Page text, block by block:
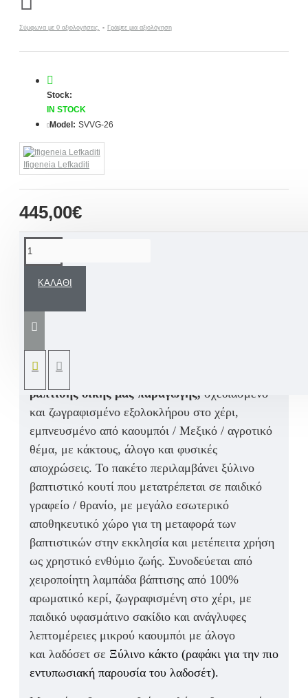
Σύμφωνα με 0 αξιολογήσεις. - Γράψτε μια αξιολόγηση
445,00€
Stock:
IN STOCK
Model: SVVG-26
Ifigeneia Lefkaditi
ΚΑΛΆΘΙ
σετ για αγόρι με ξύλινο βαπτιστικό θρανίο /
παιδιού.
βάπτισης δικής μας παραγωγής, σχεδιασμένο
και ζωγραφισμένο εξολοκλήρου στο χέρι,
εμπνευσμένο από καουμπόι / Μεξικό / αγροτικό
θέμα, με κάκτους, άλογο και φυσικές
αποχρώσεις. Το πακέτο περιλαμβάνει ξύλινο
βαπτιστικό κουτί που μετατρέπεται σε παιδικό
γραφείο / θρανίο, με μεγάλο εσωτερικό
αποθηκευτικό χώρο για τη μεταφορά των
βαπτιστικών στην εκκλησία και μετέπειτα χρήση
ως χρηστικό ενθύμιο ζωής. Συνοδεύεται από
χειροποίητη λαμπάδα βάπτισης από 100%
αρωματικό κερί, ζωγραφισμένη στο χέρι, με
παιδικό υφασμάτινο σακίδιο και ανάγλυφες
λεπτομέρειες μικρού καουμπόι με άλογο
και λαδόσετ σε Ξύλινο κάκτο (ραφάκι για την πιο
εντυπωσιακή παρουσία του λαδοσέτ).